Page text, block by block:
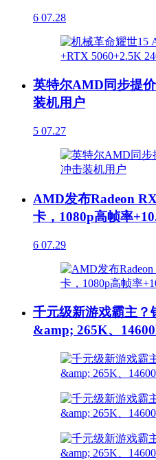
6 07.28
英特尔AMD同步提
装机用户
5 07.27
AMD发布Radeon
卡，1080p高帧率
6 07.29
千元级新游戏霸主？
&amp; 265K、